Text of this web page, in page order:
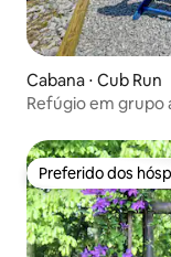
Cabana ⋅ Cub Run
Refúgio em grupo
Preferido dos
Preferido dos